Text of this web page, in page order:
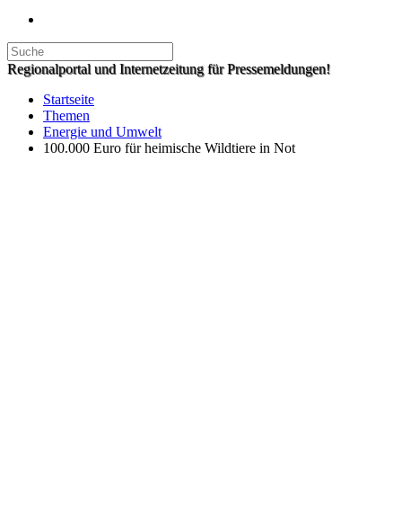
Regionalportal und Internetzeitung für Pressemeldungen!
Startseite
Themen
Energie und Umwelt
100.000 Euro für heimische Wildtiere in Not